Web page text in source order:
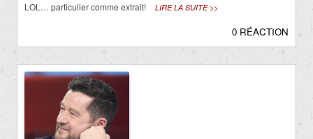
LOL… particulier comme extrait! LIRE LA SUITE >>
0 RÉACTION